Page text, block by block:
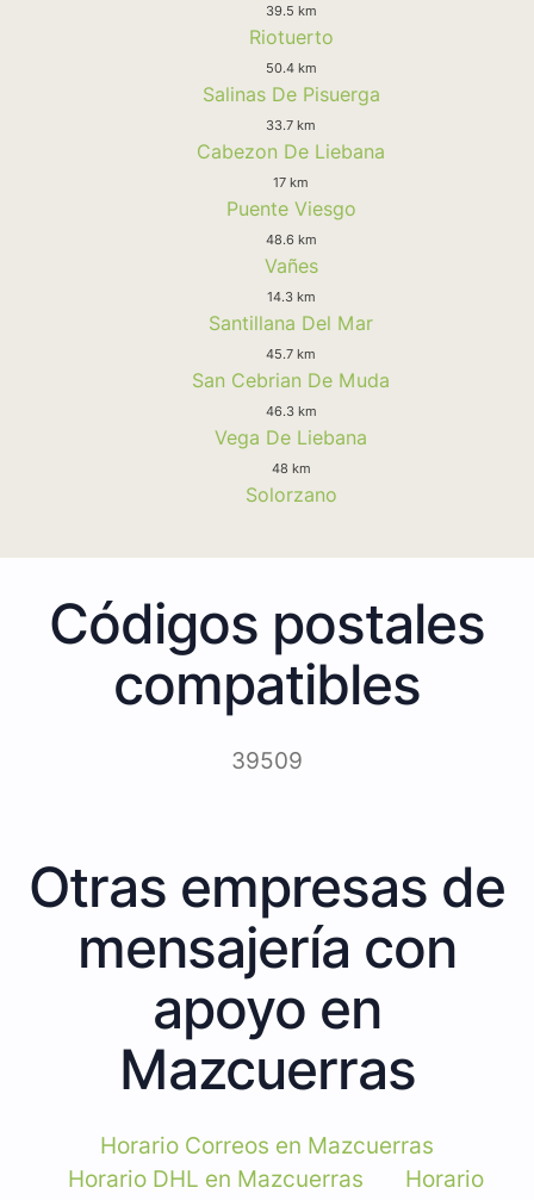
39.5 km
Riotuerto
50.4 km
Salinas De Pisuerga
33.7 km
Cabezon De Liebana
17 km
Puente Viesgo
48.6 km
Vañes
14.3 km
Santillana Del Mar
45.7 km
San Cebrian De Muda
46.3 km
Vega De Liebana
48 km
Solorzano
Códigos postales
compatibles
39509
Otras empresas de
mensajería con
apoyo en
Mazcuerras
Horario Correos en Mazcuerras
Horario DHL en Mazcuerras
Horario